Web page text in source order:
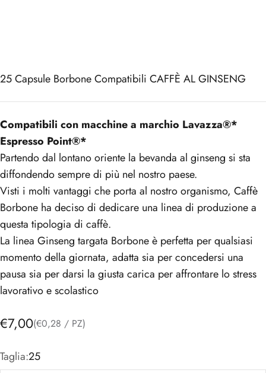
25Capsule Borbone Compatibili CAFFÈ AL GINSENG
Compatibili con macchine a marchio Lavazza®*
Espresso Point®*
Partendo dal lontano oriente la bevanda al ginseng si sta
diffondendo sempre di più nel nostro paese.
Visti i molti vantaggi che porta al nostro organismo, Caffè
Borbone ha deciso di dedicare una linea di produzione a
questa tipologia di caffè.
La linea Ginseng targata Borbone è perfetta per qualsiasi
momento della giornata, adatta sia per concedersi una
pausa sia per darsi la giusta carica per affrontare lo stress
lavorativo e scolastico
Prezzo scontato
€7,00(€0,28 / PZ)
Taglia:25